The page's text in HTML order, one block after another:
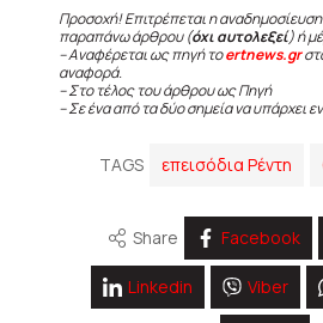
Προσοχή! Επιτρέπεται η
παραπάνω άρθρου (όχι αυτολεξεί) ή
– Αναφέρεται ως πηγή τοertnews.gr
αναφορά.
– Στο τέλος του άρθρου ως Πηγή
– Σε ένα από τα δύο σημεία να υπάρχει
TAGS επεισόδια Ρέντη
Share Facebook
Linkedin Viber